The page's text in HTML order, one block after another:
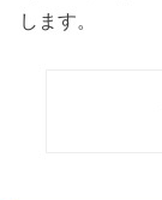
します。